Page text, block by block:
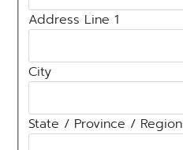
Address Line 1
City
State / Province / Region